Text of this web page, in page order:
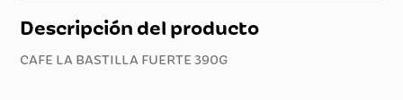
Descripción del producto
CAFE LA BASTILLA FUERTE 390G